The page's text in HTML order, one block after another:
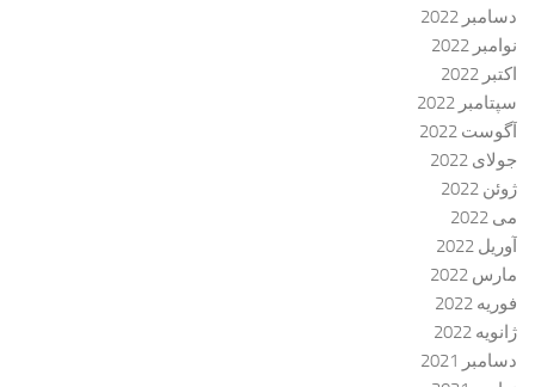
دسامبر 2022
نوامبر 2022
اکتبر 2022
سپتامبر 2022
آگوست 2022
جولای 2022
ژوئن 2022
می 2022
آوریل 2022
مارس 2022
فوریه 2022
ژانویه 2022
دسامبر 2021